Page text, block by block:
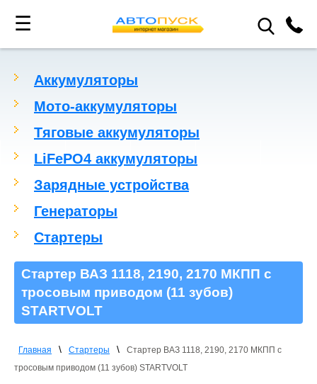
☰
Аккумуляторы
Мото-аккумуляторы
Тяговые аккумуляторы
LiFePO4 аккумуляторы
Зарядные устройства
Генераторы
Стартеры
Стартер ВАЗ 1118, 2190, 2170 МКПП с
тросовым приводом (11 зубов)
STARTVOLT
Главная \ Стартеры \
Стартер ВАЗ 1118, 2190, 2170 МКПП с
тросовым приводом (11 зубов) STARTVOLT